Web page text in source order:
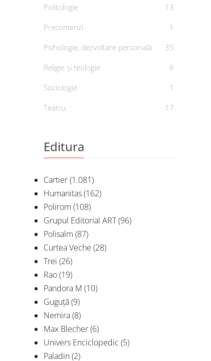
Politologie
13
Precomenzi
1
Psihologie, dezvoltare personală
35
Religie și teologie
6
Sociologie
1
Teatru
17
Editura
Cartier(1.081)
Humanitas(162)
Polirom (108)
Grupul Editorial ART(96)
Polisalm (87)
Curtea Veche (28)
Trei (26)
Rao(19)
Pandora M (10)
Guguță(9)
Nemira(8)
Max Blecher(6)
Univers Enciclopedic (5)
Paladin(2)